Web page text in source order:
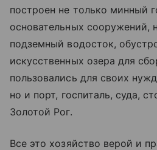
построен не только минный
основательных сооружений,
подземный водосток,
искусственных озера для
пользовались для своих
но и порт, госпиталь, суда,
Золотой Рог.
Все это хозяйство верой и